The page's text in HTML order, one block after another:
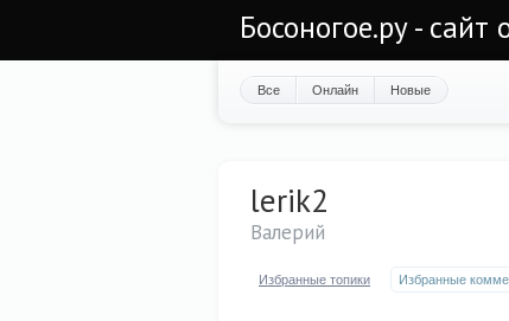
Босоногое.ру -
Все Онлайн Новые
lerik2
Валерий
Избранные топики Избранные